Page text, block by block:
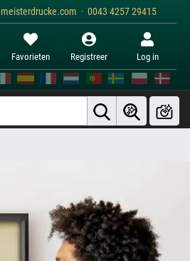
· 0043 4257 29415
Favorieten Registreer Log in